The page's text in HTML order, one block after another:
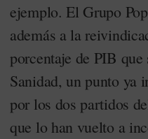
ejemplo. El Grupo
además a la
porcentaje de PIB
Sanidad, un punto ya
por los dos partidos
que lo han vuelto a